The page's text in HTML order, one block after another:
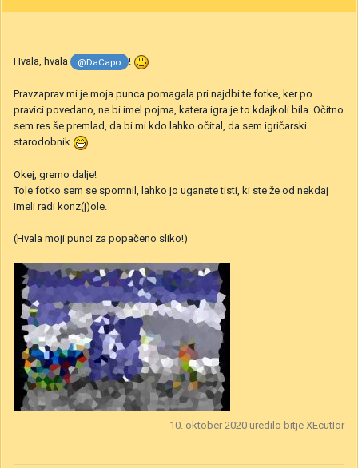
Hvala, hvala @DaCapo !
Pravzaprav mi je moja punca pomagala pri najdbi te fotke, ker po
pravici povedano, ne bi imel pojma, katera igra je to kdajkoli bila. Očitno
sem res še premlad, da bi mi kdo lahko očital, da sem igričarski
starodobnik
Okej, gremo dalje!
Tole fotko sem se spomnil, lahko jo uganete tisti, ki ste že od nekdaj
imeli radi konz(j)ole.
(Hvala moji punci za popačeno sliko!)
10. oktober 2020 uredilo bitje XEcutIor